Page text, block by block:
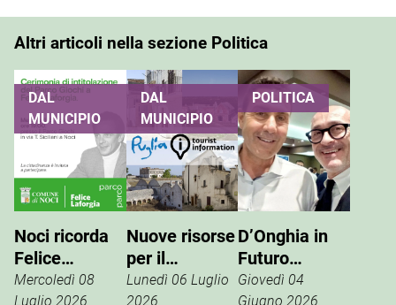
Altri articoli nella sezione Politica
DAL
MUNICIPIO
Noci ricorda
Felice
Laforgia, il
Mercoledì 08
Luglio 2026
DAL
MUNICIPIO
Nuove risorse
per il
potenziamento
Lunedì 06 Luglio
2026
POLITICA
D’Onghia in
Futuro
Nazionale:
Giovedì 04
Giugno 2026